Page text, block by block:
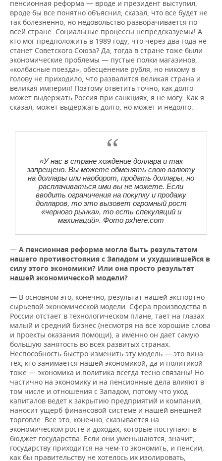
пенсионная реформа — вроде и президент выступил,
вроде бы все понятно объяснил, сказал, что все будет не
так болезненно, но недовольство разворачивается по
всей стране. Социальные процессы непредсказуемы! А
кто мог предположить в 1989 году, что через два года не
станет Советского Союза? Да, тогда в стране тоже были
экономические проблемы — пустые полки магазинов,
«колбасные поезда», обесценение рубля, но никому в
голову не приходило, что развалится великая страна и
великая империя! Поэтому ответить точно, как долго
может выдержать Россия при санкциях, я не могу. Как я
сказал, может выдержать долго, но может и недолго.
«У нас в стране хождение доллара и так
запрещено. Вы можете обменять свою валюту
на доллары или наоборот, продать доллары, но
расплачиваться ими вы не можете. Если
вводить ограничения на покупку и продажу
долларов, то это вызовет огромный рост
«черного рынка», то есть спекуляций и
махинаций». Фото pxhere.com
— А пенсионная реформа могла быть результатом
нашего противостояния с Западом и ухудшившейся в
силу этого экономики? Или она просто результат
нашей экономической модели?
— В основном это, конечно, результат нашей экспортно-
сырьевой экономической модели. Сфера производства в
России отстает в технологическом плане, тает на глазах
малый и средний бизнес (несмотря на все хорошие слова
и проекты оказания помощи), а именно он дает самую
большую занятость во всех развитых странах.
Неспособность быстро изменить эту модель — это вина
тех, кто занимается нашей экономикой, да и политикой
тоже — экономика и политика всегда тесно связаны! Но
частично на экономику и на пенсионные дела влияют в
том числе и отношения с Западом, потому что уход
капиталов ведет к закрытию предприятий и компаний,
наносит ущерб финансовой системе и нашей внешней
торговле. Все это, конечно, сказывается на
экономическом росте и доходах, которые поступают в
бюджет государства. Если они уменьшаются, значит,
государству приходится на чем-то экономить, и пенсии,
как бы правительству не хотелось их изолировать,